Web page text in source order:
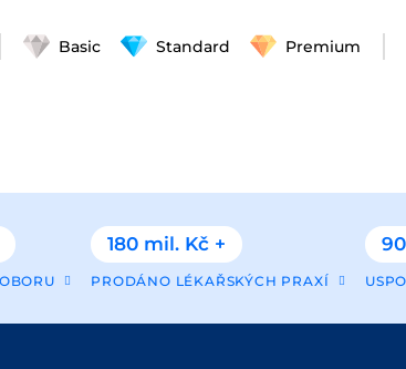
Basic Standard Premium
180 mil. Kč +
PRODÁNO LÉKAŘSKÝCH PRAXÍ